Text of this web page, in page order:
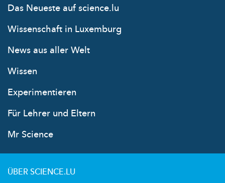
Das Neueste auf science.lu
Wissenschaft in Luxemburg
News aus aller Welt
Wissen
Experimentieren
Für Lehrer und Eltern
Mr Science
ÜBER SCIENCE.LU